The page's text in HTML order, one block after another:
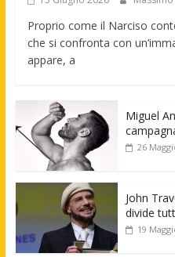
Proprio come il Narciso
che si confronta con
appare, a
Miguel
26
John
divide
19